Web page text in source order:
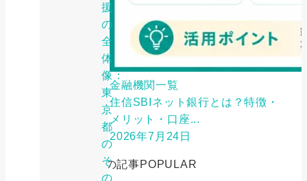
援
の
全
体
像：
東
京
都
の
そ
の
金融機関一覧
住信SBIネット銀行とは？特徴・
メリット・口座...
2026年7月24日
人気の記事POPULAR